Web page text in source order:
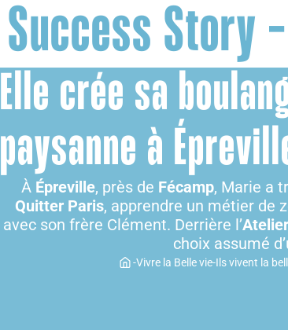
Success Story
Elle crée sa
paysanne à
À Épreville, près de Fécamp, Marie a
Quitter Paris, apprendre un métier de
avec son frère Clément. Derrière l’
choix assumé
-Vivre la Belle vie-Ils vivent la